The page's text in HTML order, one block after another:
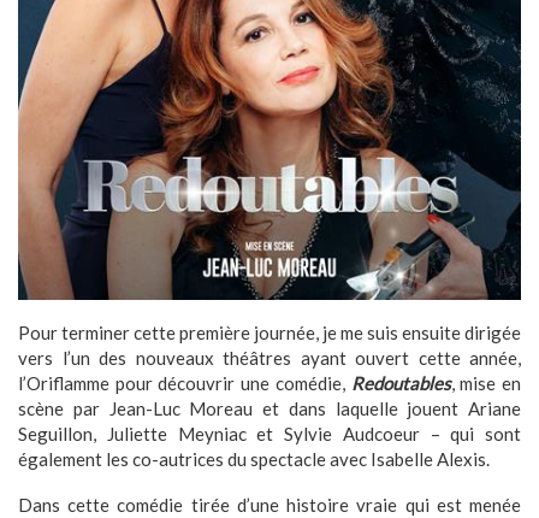
Pour terminer cette première journée, je me suis ensuite dirigée
vers l’un des nouveaux théâtres ayant ouvert cette année,
l’Oriflamme pour découvrir une comédie, Redoutables, mise en
scène par Jean-Luc Moreau et dans laquelle jouent Ariane
Seguillon, Juliette Meyniac et Sylvie Audcoeur – qui sont
également les co-autrices du spectacle avec Isabelle Alexis.
Dans cette comédie tirée d’une histoire vraie qui est menée